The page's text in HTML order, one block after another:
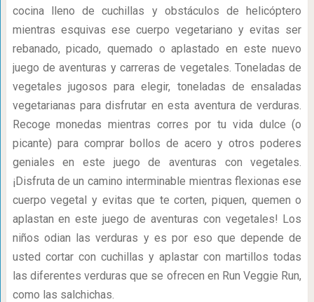
cocina lleno de cuchillas y obstáculos de helicóptero
mientras esquivas ese cuerpo vegetariano y evitas ser
rebanado, picado, quemado o aplastado en este nuevo
juego de aventuras y carreras de vegetales. Toneladas de
vegetales jugosos para elegir, toneladas de ensaladas
vegetarianas para disfrutar en esta aventura de verduras.
Recoge monedas mientras corres por tu vida dulce (o
picante) para comprar bollos de acero y otros poderes
geniales en este juego de aventuras con vegetales.
¡Disfruta de un camino interminable mientras flexionas ese
cuerpo vegetal y evitas que te corten, piquen, quemen o
aplastan en este juego de aventuras con vegetales! Los
niños odian las verduras y es por eso que depende de
usted cortar con cuchillas y aplastar con martillos todas
las diferentes verduras que se ofrecen en Run Veggie Run,
como las salchichas.